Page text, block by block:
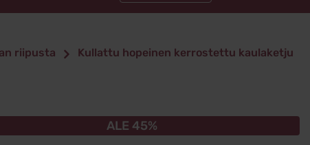
riipusta
Kullattu hopeinen kerrostettu kaulaketju
ALE 45%